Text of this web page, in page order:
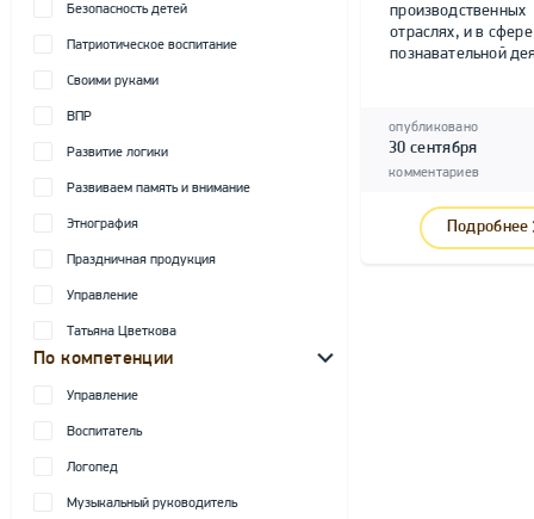
Безопасность детей
Патриотическое воспитание
Своими руками
ВПР
Развитие логики
Развиваем память и внимание
Этнография
Праздничная продукция
Управление
Татьяна Цветкова
По компетенции
Управление
Воспитатель
Логопед
Музыкальный руководитель
производственных
отраслях, и в сфере
познавательной
опубликовано
30 сентября
комментариев
Подробнее